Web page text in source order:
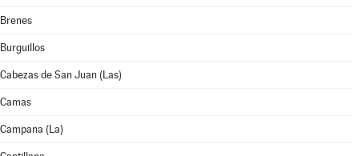
Brenes
Burguillos
Cabezas de San Juan (Las)
Camas
Campana (La)